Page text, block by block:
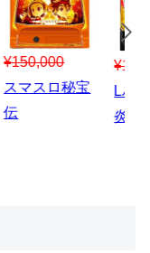
¥1,867,800
Lパチスロ 炎